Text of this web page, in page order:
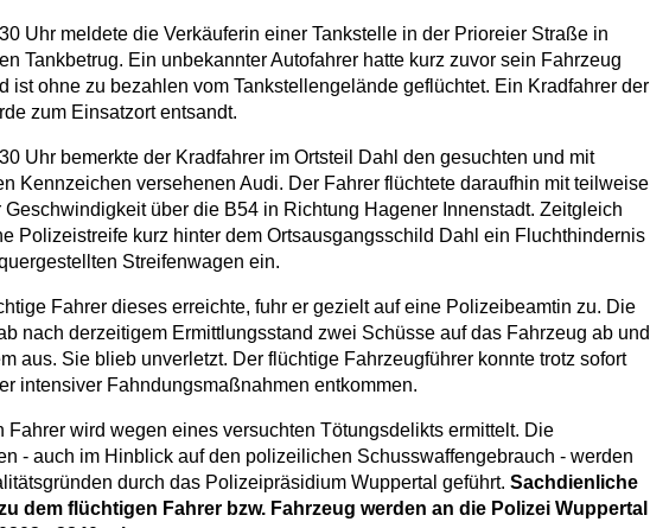
Uhr meldete die Verkäuferin einer Tankstelle in der Prioreier Straße in
Tankbetrug. Ein unbekannter Autofahrer hatte kurz zuvor sein Fahrzeug
ist ohne zu bezahlen vom Tankstellengelände geflüchtet. Ein Kradfahrer der
zum Einsatzort entsandt.
Uhr bemerkte der Kradfahrer im Ortsteil Dahl den gesuchten und mit
Kennzeichen versehenen Audi. Der Fahrer flüchtete daraufhin mit teilweise
Geschwindigkeit über die B54 in Richtung Hagener Innenstadt. Zeitgleich
Polizeistreife kurz hinter dem Ortsausgangsschild Dahl ein Fluchthindernis
Streifenwagen ein.
Fahrer dieses erreichte, fuhr er gezielt auf eine Polizeibeamtin zu. Die
nach derzeitigem Ermittlungsstand zwei Schüsse auf das Fahrzeug ab und
aus. Sie blieb unverletzt. Der flüchtige Fahrzeugführer konnte trotz sofort
intensiver Fahndungsmaßnahmen entkommen.
Fahrer wird wegen eines versuchten Tötungsdelikts ermittelt. Die
- auch im Hinblick auf den polizeilichen Schusswaffengebrauch - werden
durch das Polizeipräsidium Wuppertal geführt. Sachdienliche
dem flüchtigen Fahrer bzw. Fahrzeug werden an die Polizei Wuppertal